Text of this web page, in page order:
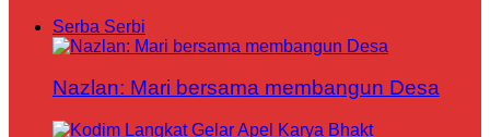
Serba Serbi
Nazlan: Mari bersama membangun Desa